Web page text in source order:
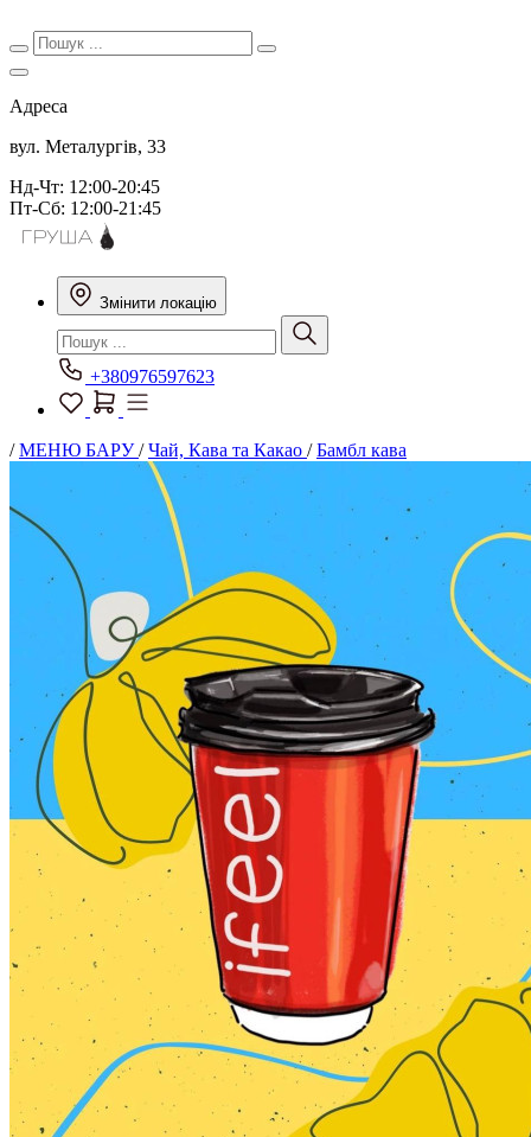
Адреса
вул. Металургів, 33
Нд-Чт: 12:00-20:45
Пт-Сб: 12:00-21:45
Змінити локацію
+380976597623
/МЕНЮ БАРУ/Чай, Кава та Какао /Бамбл кава